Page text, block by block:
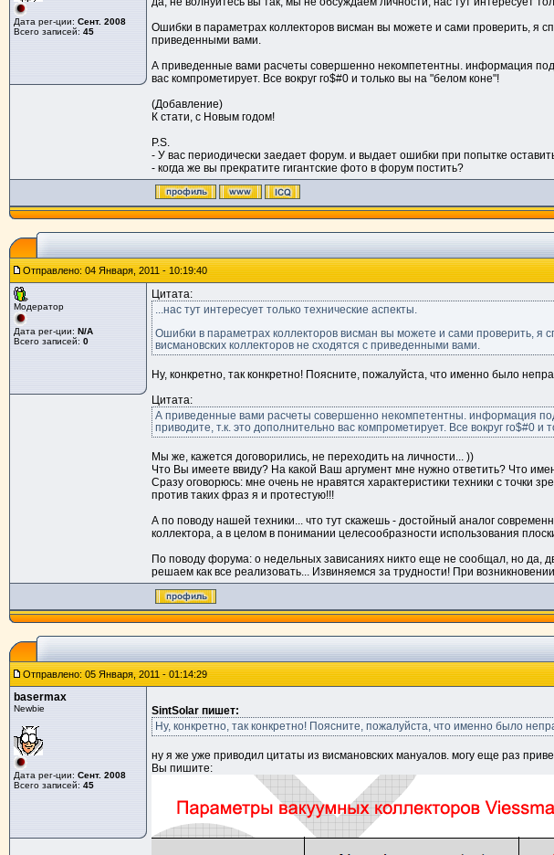
Дата рег-ции: Сент. 2008
Всего записей: 45
Ошибки в параметрах коллекторов висман вы можете и сами проверить, я
приведенными вами.
А приведенные вами расчеты совершенно некомпетентны. информация
вас компрометирует. Все вокруг го$#0 и только вы на "белом коне"!
(Добавление)
К стати, с Новым годом!
P.S.
- У вас периодически заедает форум. и выдает ошибки при попытке
- когда же вы прекратите гигантские фото в форум постить?
Отправлено: 04 Января, 2011 - 10:19:40
Модератор
Дата рег-ции: N/A
Всего записей: 0
Цитата:
...нас тут интересует только технические аспекты.
Ошибки в параметрах коллекторов висман вы можете и сами проверить, я
висмановских коллекторов не сходятся с приведенными вами.
Ну, конкретно, так конкретно! Поясните, пожалуйста, что именно было
Цитата:
А приведенные вами расчеты совершенно некомпетентны. информация
приводите, т.к. это дополнительно вас компрометирует. Все вокруг го$#0 и
Мы же, кажется договорились, не переходить на личности... ))
Что Вы имеете ввиду? На какой Ваш аргумент мне нужно ответить? Что
Сразу оговорюсь: мне очень не нравятся характеристики техники с
против таких фраз я и протестую!!!
А по поводу нашей техники... что тут скажешь - достойный аналог
коллектора, а в целом в понимании целесообразности использования
По поводу форума: о недельных зависаниях никто еще не сообщал, но да,
решаем как все реализовать... Извиняемся за трудности! При
Отправлено: 05 Января, 2011 - 01:14:29
basermax
Newbie
Дата рег-ции: Сент. 2008
Всего записей: 45
SintSolar пишет:
Ну, конкретно, так конкретно! Поясните, пожалуйста, что именно было
ну я же уже приводил цитаты из висмановских мануалов. могу еще раз
Вы пишите: